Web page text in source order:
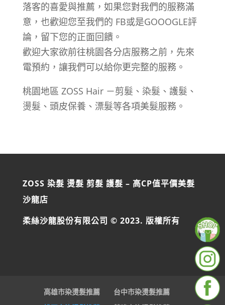
落客的喜愛與推薦，如果您對我們的服務滿
意，也歡迎您至我們的 FB或是GOOOGLE評
論，留下您的正面回饋。
歡迎大家欲前往桃園各分店服務之前，先來
電預約，讓我們可以給你更完整的服務。
桃園地區 ZOSS Hair －剪髮、染髮、護髮、
燙髮、頭皮保養、漂髮等各項美髮服務。
ZOSS 染髮 燙髮 剪髮 護髮 – 高CP值平價美髮
沙龍店
柔絲沙龍股份有限公司 © 2023. 版權所有
高雄市染燙髮推薦
台中市染燙髮推薦